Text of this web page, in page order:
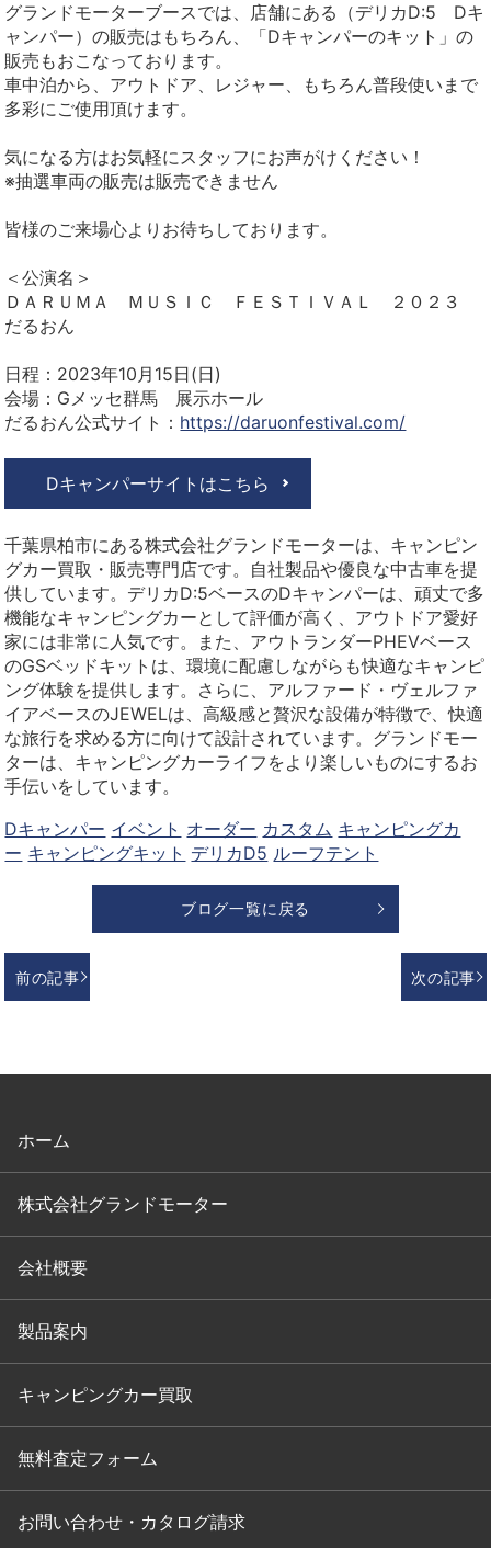
グランドモーターブースでは、店舗にある（デリカD:5 Dキ
ャンパー）の販売はもちろん、「Dキャンパーのキット」の
販売もおこなっております。
車中泊から、アウトドア、レジャー、もちろん普段使いまで
多彩にご使用頂けます。
気になる方はお気軽にスタッフにお声がけください！
※抽選車両の販売は販売できません
皆様のご来場心よりお待ちしております。
＜公演名＞
ＤＡＲＵＭＡ ＭＵＳＩＣ ＦＥＳＴＩＶＡＬ ２０２３
だるおん
日程：2023年10月15日(日)
会場：Gメッセ群馬 展示ホール
だるおん公式サイト： https://daruonfestival.com/
Dキャンパーサイトはこちら
千葉県柏市にある株式会社グランドモーターは、キャンピン
グカー買取・販売専門店です。自社製品や優良な中古車を提
供しています。デリカD:5ベースのDキャンパーは、頑丈で多
機能なキャンピングカーとして評価が高く、アウトドア愛好
家には非常に人気です。また、アウトランダーPHEVベース
のGSベッドキットは、環境に配慮しながらも快適なキャンピ
ング体験を提供します。さらに、アルファード・ヴェルファ
イアベースのJEWELは、高級感と贅沢な設備が特徴で、快適
な旅行を求める方に向けて設計されています。グランドモー
ターは、キャンピングカーライフをより楽しいものにするお
手伝いをしています。
Dキャンパー イベント オーダー カスタム キャンピングカ
ー キャンピングキット デリカD5 ルーフテント
ブログ一覧に戻る
前の記事 次の記事
ホーム
株式会社グランドモーター
会社概要
製品案内
キャンピングカー買取
無料査定フォーム
お問い合わせ・カタログ請求